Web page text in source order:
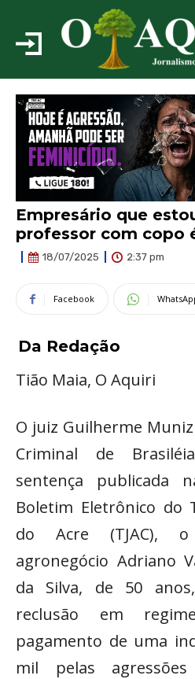
Empresário que
professor com copo
18/07/2025 2:37 pm
Facebook
Da Redação
Tião Maia, O Aquiri
O juiz Guilherme
Criminal de
sentença publicada
Boletim Eletrônico do
do Acre (TJAC),
agronegócio Adriano
da Silva, de 50
reclusão em
pagamento de uma
mil pelas